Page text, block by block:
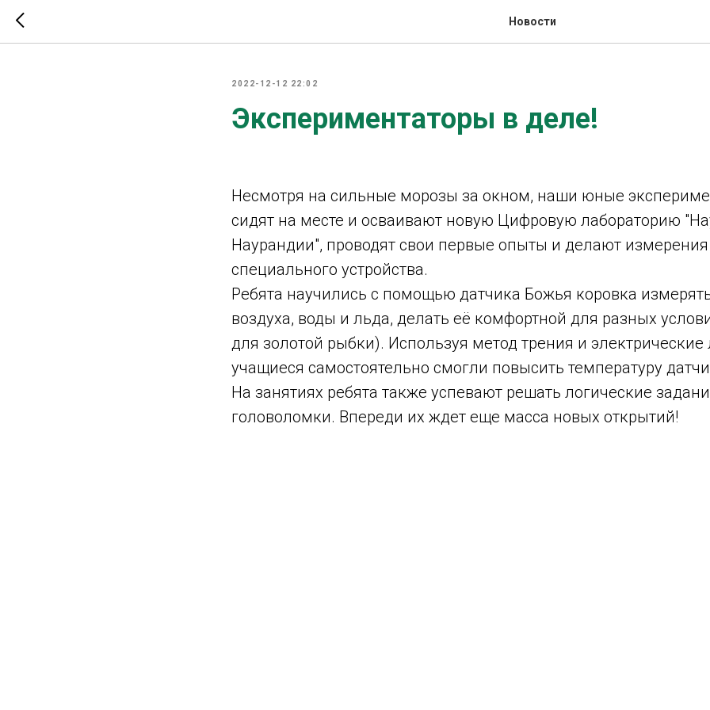
Новости
2022-12-12 22:02
Экспериментаторы в деле!
Несмотря на сильные морозы за окном, наши юные
сидят на месте и осваивают новую Цифровую лабораторию
Наурандии", проводят свои первые опыты и делают
специального устройства.
Ребята научились с помощью датчика Божья коровка
воздуха, воды и льда, делать её комфортной для разных
для золотой рыбки). Используя метод трения и
учащиеся самостоятельно смогли повысить температуру
На занятиях ребята также успевают решать логические
головоломки. Впереди их ждет еще масса новых открытий!